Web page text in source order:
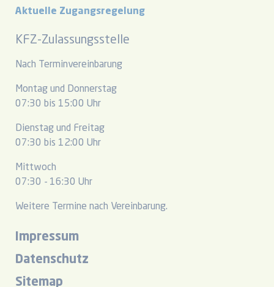
Aktuelle Zugangsregelung
KFZ-Zulassungsstelle
Nach Terminvereinbarung
Montag und Donnerstag
07:30 bis 15:00 Uhr
Dienstag und Freitag
07:30 bis 12:00 Uhr
Mittwoch
07:30 - 16:30 Uhr
Weitere Termine nach Vereinbarung.
Impressum
Datenschutz
Sitemap